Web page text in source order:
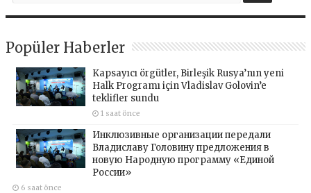
Popüler Haberler
Kapsayıcı örgütler, Birleşik Rusya’nın yeni
Halk Programı için Vladislav Golovin’e
teklifler sundu
1 saat önce
Инклюзивные организации передали
Владиславу Головину предложения в
новую Народную программу «Единой
России»
6 saat önce